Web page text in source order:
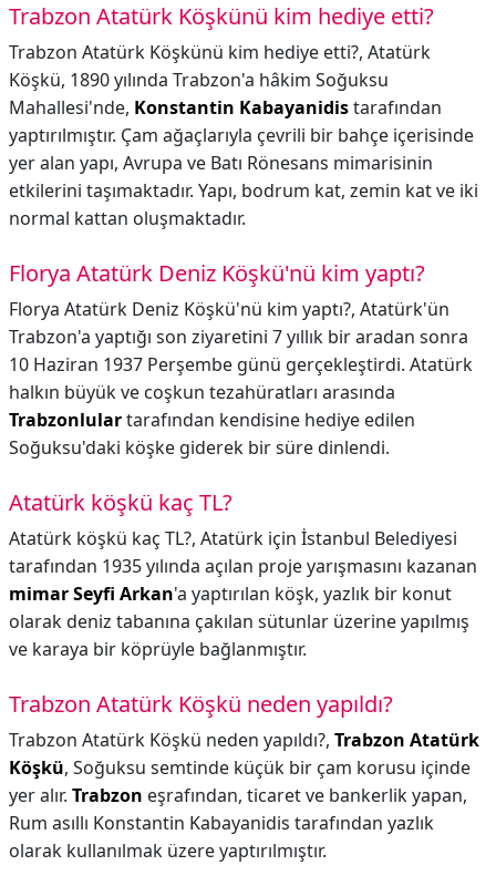
Trabzon Atatürk Köşkünü kim hediye etti?
Trabzon Atatürk Köşkünü kim hediye etti?, Atatürk
Köşkü, 1890 yılında Trabzon'a hâkim Soğuksu
Mahallesi'nde, Konstantin Kabayanidistarafından
yaptırılmıştır. Çam ağaçlarıyla çevrili bir bahçe içerisinde
yer alan yapı, Avrupa ve Batı Rönesans mimarisinin
etkilerini taşımaktadır. Yapı, bodrum kat, zemin kat ve iki
normal kattan oluşmaktadır.
Florya Atatürk Deniz Köşkü'nü kim yaptı?
Florya Atatürk Deniz Köşkü'nü kim yaptı?, Atatürk'ün
Trabzon'a yaptığı son ziyaretini 7 yıllık bir aradan sonra
10 Haziran 1937 Perşembe günü gerçekleştirdi. Atatürk
halkın büyük ve coşkun tezahüratları arasında
Trabzonlulartarafından kendisine hediye edilen
Soğuksu'daki köşke giderek bir süre dinlendi.
Atatürk köşkü kaç TL?
Atatürk köşkü kaç TL?, Atatürk için İstanbul Belediyesi
tarafından 1935 yılında açılan proje yarışmasını kazanan
mimar Seyfi Arkan'a yaptırılan köşk, yazlık bir konut
olarak deniz tabanına çakılan sütunlar üzerine yapılmış
ve karaya bir köprüyle bağlanmıştır.
Trabzon Atatürk Köşkü neden yapıldı?
Trabzon Atatürk Köşkü neden yapıldı?, Trabzon Atatürk
Köşkü, Soğuksu semtinde küçük bir çam korusu içinde
yer alır. Trabzon eşrafından, ticaret ve bankerlik yapan,
Rum asıllı Konstantin Kabayanidis tarafından yazlık
olarak kullanılmak üzere yaptırılmıştır.